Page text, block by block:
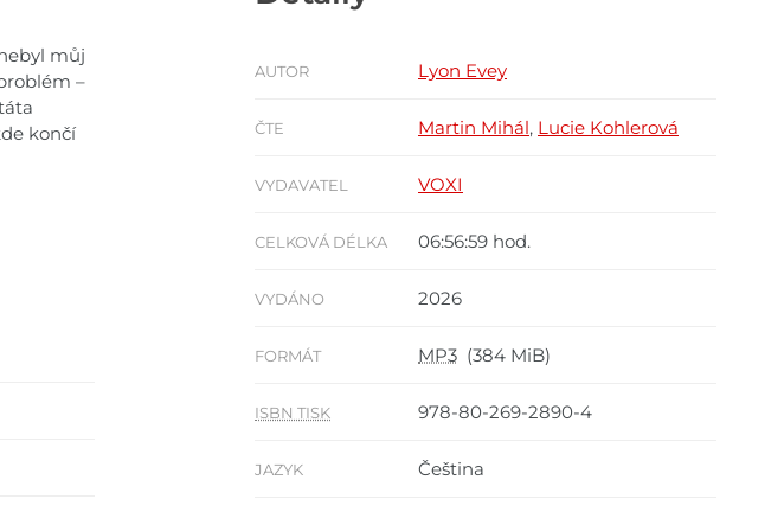
můj
–
končí
AUTOR Lyon Evey
ČTE Martin Mihál, Lucie Kohlerová
VYDAVATEL VOXI
CELKOVÁ DÉLKA 06:56:59 hod.
VYDÁNO 2026
FORMÁT MP3 (384 MiB)
ISBN TISK 978-80-269-2890-4
JAZYK Čeština